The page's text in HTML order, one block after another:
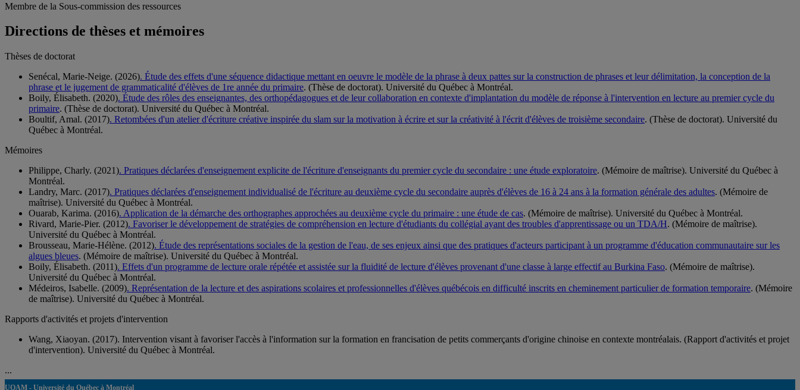
Membre de la Sous-commission des ressources
Directions de thèses et mémoires
Thèses de doctorat
Senécal, Marie-Neige. (2026). Étude des effets d'une séquence didactique mettant en oeuvre le modèle de la phrase à deux pattes sur la construction de phrases et leur délimitation, la conception de la
phrase et le jugement de grammaticalité d'élèves de 1re année du primaire. (Thèse de doctorat). Université du Québec à Montréal.
Boily, Élisabeth. (2020). Étude des rôles des enseignantes, des orthopédagogues et de leur collaboration en contexte d'implantation du modèle de réponse à l'intervention en lecture au premier cycle du
primaire. (Thèse de doctorat). Université du Québec à Montréal.
Boultif, Amal. (2017). Retombées d'un atelier d'écriture créative inspirée du slam sur la motivation à écrire et sur la créativité à l'écrit d'élèves de troisième secondaire. (Thèse de doctorat). Université du
Québec à Montréal.
Mémoires
Philippe, Charly. (2021). Pratiques déclarées d'enseignement explicite de l'écriture d'enseignants du premier cycle du secondaire : une étude exploratoire. (Mémoire de maîtrise). Université du Québec à
Montréal.
Landry, Marc. (2017). Pratiques déclarées d'enseignement individualisé de l'écriture au deuxième cycle du secondaire auprès d'élèves de 16 à 24 ans à la formation générale des adultes. (Mémoire de
maîtrise). Université du Québec à Montréal.
Ouarab, Karima. (2016). Application de la démarche des orthographes approchées au deuxième cycle du primaire : une étude de cas. (Mémoire de maîtrise). Université du Québec à Montréal.
Rivard, Marie-Pier. (2012). Favoriser le développement de stratégies de compréhension en lecture d'étudiants du collégial ayant des troubles d'apprentissage ou un TDA/H. (Mémoire de maîtrise).
Université du Québec à Montréal.
Brousseau, Marie-Hélène. (2012). Étude des représentations sociales de la gestion de l'eau, de ses enjeux ainsi que des pratiques d'acteurs participant à un programme d'éducation communautaire sur les
algues bleues. (Mémoire de maîtrise). Université du Québec à Montréal.
Boily, Élisabeth. (2011). Effets d'un programme de lecture orale répétée et assistée sur la fluidité de lecture d'élèves provenant d'une classe à large effectif au Burkina Faso. (Mémoire de maîtrise).
Université du Québec à Montréal.
Médeiros, Isabelle. (2009). Représentation de la lecture et des aspirations scolaires et professionnelles d'élèves québécois en difficulté inscrits en cheminement particulier de formation temporaire. (Mémoire
de maîtrise). Université du Québec à Montréal.
Rapports d'activités et projets d'intervention
Wang, Xiaoyan. (2017). Intervention visant à favoriser l'accès à l'information sur la formation en francisation de petits commerçants d'origine chinoise en contexte montréalais. (Rapport d'activités et projet
d'intervention). Université du Québec à Montréal.
...
UQAM - Université du Québec à Montréal